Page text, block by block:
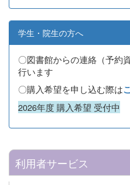
学生・院生の方へ
〇図書館からの連絡（予約
行います
〇購入希望を申し込む際は
2026年度 購入希望 受付中
利用者サービス